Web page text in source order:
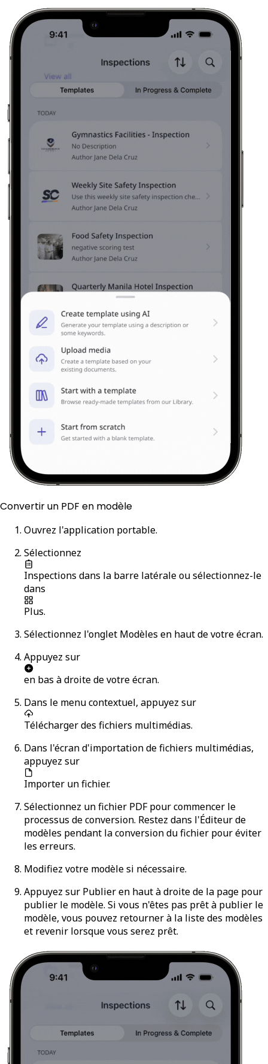
Convertir un PDF en modèle
Ouvrez l'application portable.
Sélectionnez
Inspections dans la barre latérale ou sélectionnez-le
dans
Plus.
Sélectionnez l'onglet Modèles en haut de votre écran.
Appuyez sur
en bas à droite de votre écran.
Dans le menu contextuel, appuyez sur
Télécharger des fichiers multimédias.
Dans l'écran d'importation de fichiers multimédias,
appuyez sur
Importer un fichier.
Sélectionnez un fichier PDF pour commencer le
processus de conversion. Restez dans l'Éditeur de
modèles pendant la conversion du fichier pour éviter
les erreurs.
Modifiez votre modèle si nécessaire.
Appuyez sur Publieren haut à droite de la page pour
publier le modèle. Si vous n'êtes pas prêt à publier le
modèle, vous pouvez retourner à la liste des modèles
et revenir lorsque vous serez prêt.